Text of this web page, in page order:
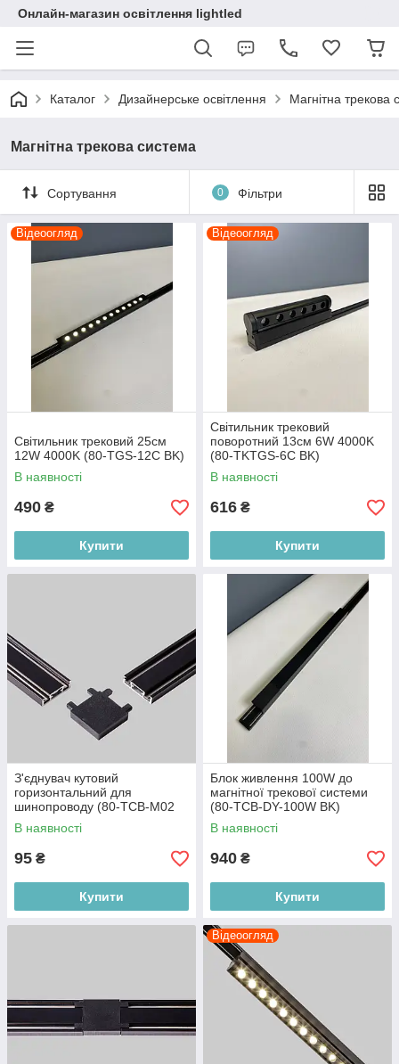
Онлайн-магазин освітлення lightled
Каталог Дизайнерське освітлення Магнітна трекова
Магнітна трекова система
Сортування 0 Фільтри
Відеоогляд
Світильник трековий 25см
12W 4000K (80-TGS-12C BK)
В наявності
490 ₴
Купити
Відеоогляд
Світильник трековий
поворотний 13см 6W 4000K
(80-TKTGS-6C BK)
В наявності
616 ₴
Купити
З'єднувач кутовий
горизонтальний для
шинопроводу (80-TCB-M02
BK)
В наявності
95 ₴
Купити
Блок живлення 100W до
магнітної трекової системи
(80-TCB-DY-100W BK)
В наявності
940 ₴
Купити
Відеоогляд